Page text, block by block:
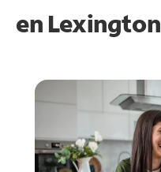
en Lexington